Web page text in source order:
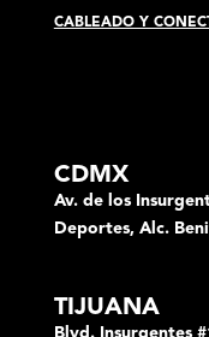
CABLEADO Y
CDMX
Av. de los
Deportes, Alc.
TIJUANA
Blvd. Insurgentes